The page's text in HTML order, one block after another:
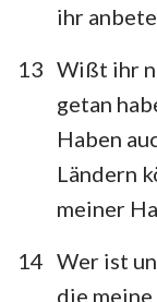
ihr
13 Wißt ihr
getan
Haben
Ländern
meiner
14 Wer ist
die